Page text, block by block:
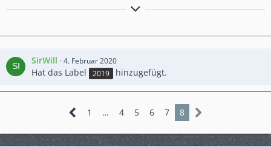
Bremsen macht die Felge dreckig!!!!!!!!!!!
Anders gesagt: Bremsen ist die Umwandlung hochwertiger
SirWill
4. Februar 2020
Hat das Label 2019 hinzugefügt.
1 … 4 5 6 7 8